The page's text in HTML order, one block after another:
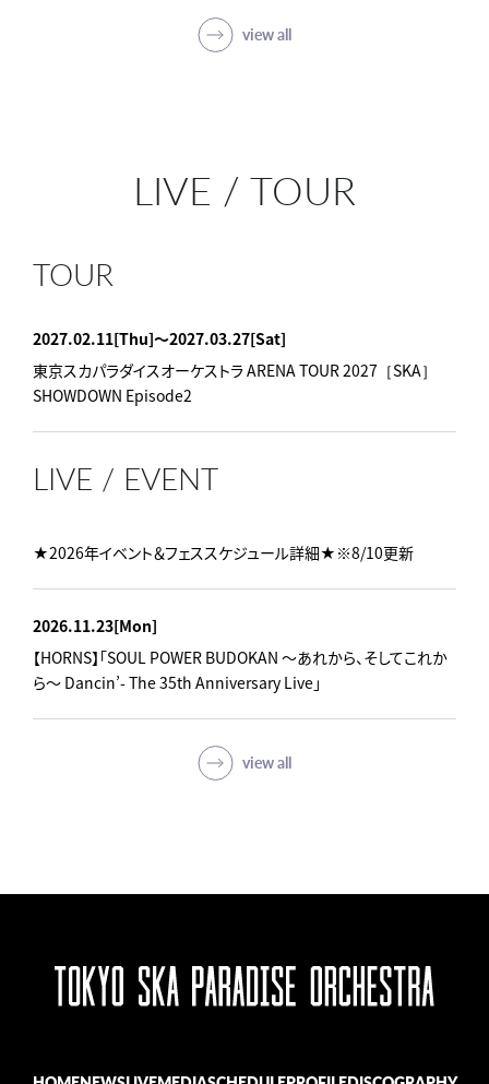
view all
LIVE / TOUR
view all
TOUR
2027.02.11[Thu]〜2027.03.27[Sat]
東京スカパラダイスオーケストラ ARENA TOUR 2027［SKA］
SHOWDOWN Episode2
LIVE / EVENT
★2026年イベント＆フェススケジュール詳細★※8/10更新
2026.11.23[Mon]
【HORNS】「SOUL POWER BUDOKAN ～あれから、そしてこれか
ら～ Dancin’- The 35th Anniversary Live」